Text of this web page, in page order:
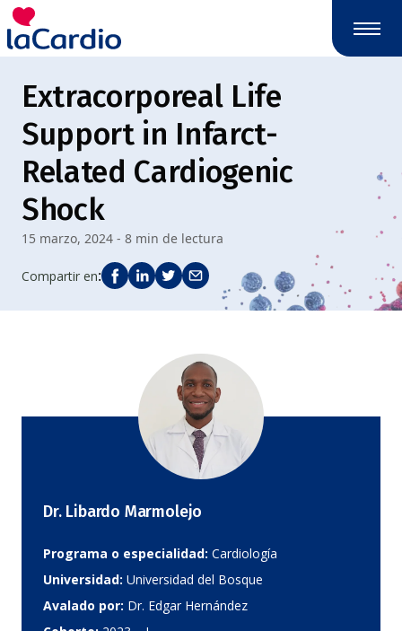
Nota:
este
sitio
incluye
sistema
accesibilidad.
Extracorporeal Life
Support in Infarct-
Related Cardiogenic
Shock
15 marzo, 2024 - 8 min de lectura
Compartir en:
Dr. Libardo Marmolejo
Programa o especialidad: Cardiología
Universidad: Universidad del Bosque
Avalado por: Dr. Edgar Hernández